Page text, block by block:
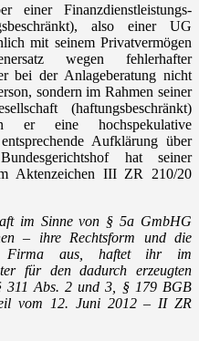
einer Finanzdienstleistungs-
also einer UG
mit seinem Privatvermögen
wegen fehlerhafter
bei der Anlageberatung nicht
sondern im Rahmen seiner
(haftungsbeschränkt)
er eine hochspekulative
Aufklärung über
hat seiner
Aktenzeichen III ZR 210/20
im Sinne von § 5a GmbHG
– ihre Rechtsform und die
Firma aus, haftet ihr im
für den dadurch erzeugten
311 Abs. 2 und 3, § 179 BGB
vom 12. Juni 2012 – II ZR